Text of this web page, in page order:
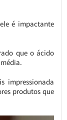
é impactante
que o ácido
impressionada
produtos que